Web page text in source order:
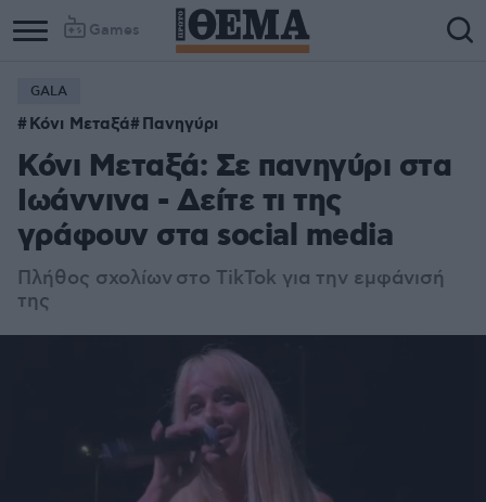
Games
GALA
Κόνι Μεταξά Πανηγύρι
Κόνι Μεταξά: Σε πανηγύρι στα
Ιωάννινα - Δείτε τι της
γράφουν στα social media
Πλήθος σχολίων στο TikTok για την εμφάνισή
της